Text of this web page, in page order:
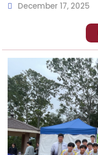
December 17, 2025